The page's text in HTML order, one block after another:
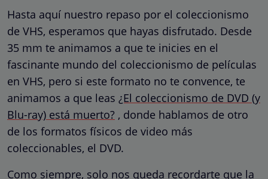
Hasta aquí nuestro repaso por el coleccionismo
de VHS, esperamos que hayas disfrutado. Desde
35 mm te animamos a que te inicies en el
fascinante mundo del coleccionismo de películas
en VHS, pero si este formato no te convence, te
animamos a que leas ¿El coleccionismo de DVD (y
Blu-ray) está muerto? , donde hablamos de otro
de los formatos físicos de video más
coleccionables, el DVD.
Como siempre, solo nos queda recordarte que la